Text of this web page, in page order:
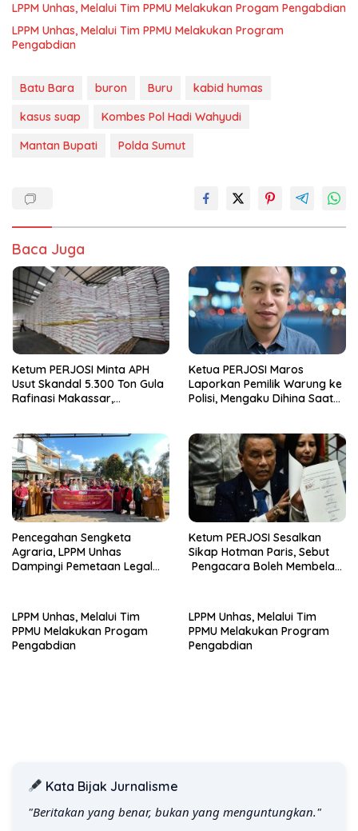
LPPM Unhas, Melalui Tim PPMU Melakukan Progam Pengabdian
LPPM Unhas, Melalui Tim PPMU Melakukan Program
Pengabdian
Batu Bara buron Buru
kabid humas
kasus suap
Kombes Pol Hadi Wahyudi
Mantan Bupati
Polda Sumut
Baca Juga
Ketum PERJOSI Minta APH
Usut Skandal 5.300 Ton Gula
Rafinasi Makassar,
Ketua PERJOSI Maros
Laporkan Pemilik Warung ke
Polisi, Mengaku Dihina Saat
Pencegahan Sengketa
Agraria, LPPM Unhas
Dampingi Pemetaan Legal
Ketum PERJOSI Sesalkan
Sikap Hotman Paris, Sebut
Pengacara Boleh Membela
Wartawan
LPPM Unhas, Melalui Tim
PPMU Melakukan Progam
Pengabdian
LPPM Unhas, Melalui Tim
PPMU Melakukan Program
Pengabdian
Kata Bijak Jurnalisme
"Beritakan yang benar, bukan yang menguntungkan."